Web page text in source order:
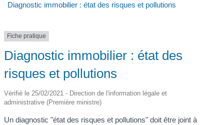
Diagnostic immobilier : état des risques et pollutions
Fiche pratique
Diagnostic immobilier : état des
risques et pollutions
Vérifié le 25/02/2021 - Direction de l'information légale et
administrative (Première ministre)
Un diagnostic "état des risques et pollutions" doit être joint à